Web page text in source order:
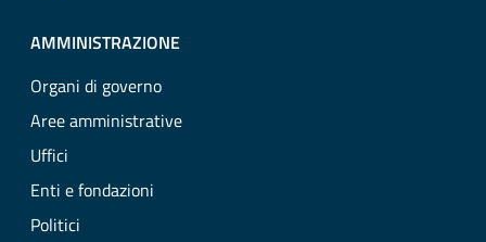
AMMINISTRAZIONE
Organi di governo
Aree amministrative
Uffici
Enti e fondazioni
Politici